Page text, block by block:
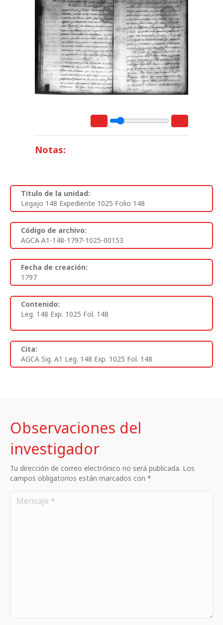
Notas:
Titulo de la unidad:
Legajo 148 Expediente 1025 Folio 148
Código de archivo:
AGCA A1-148-1797-1025-00153
Fecha de creación:
1797
Contenido:
Leg. 148 Exp. 1025 Fol. 148
Cita:
AGCA Sig. A1 Leg. 148 Exp. 1025 Fol. 148
Observaciones del
investigador
Tu dirección de correo electrónico no será publicada. Los
campos obligatorios están marcados con *